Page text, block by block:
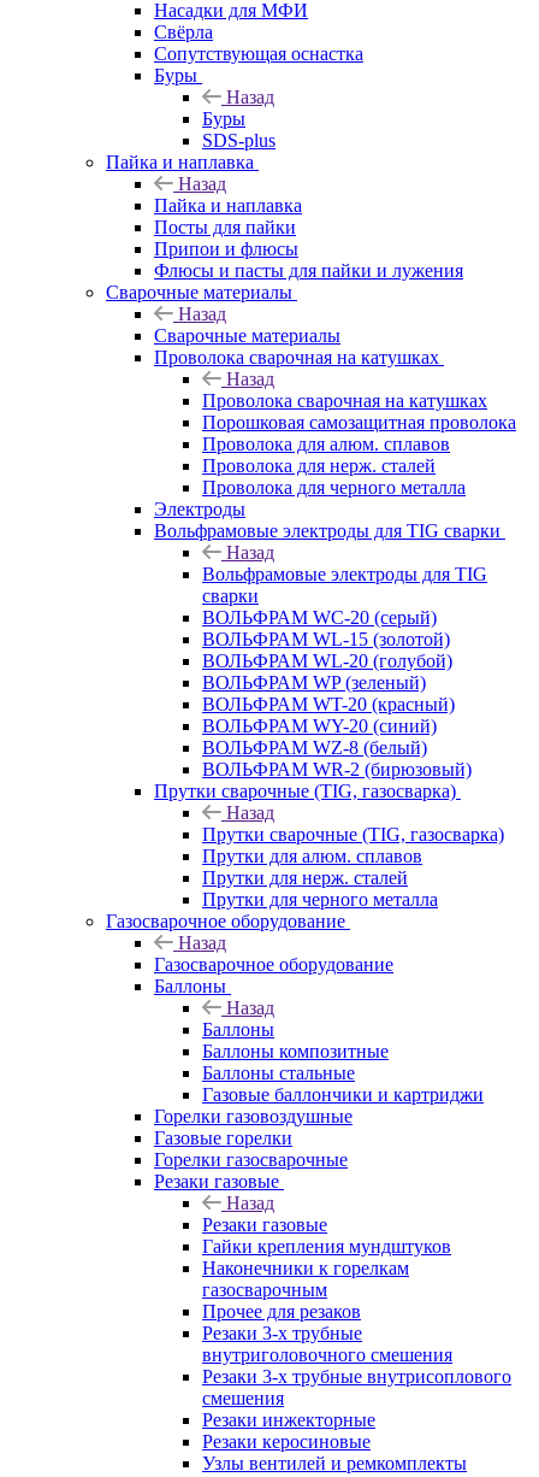
Насадки для МФИ
Свёрла
Сопутствующая оснастка
Буры
Назад
Буры
SDS-plus
Пайка и наплавка
Назад
Пайка и наплавка
Посты для пайки
Припои и флюсы
Флюсы и пасты для пайки и лужения
Сварочные материалы
Назад
Сварочные материалы
Проволока сварочная на катушках
Назад
Проволока сварочная на катушках
Порошковая самозащитная проволока
Проволока для алюм. сплавов
Проволока для нерж. сталей
Проволока для черного металла
Электроды
Вольфрамовые электроды для TIG сварки
Назад
Вольфрамовые электроды для TIG
сварки
ВОЛЬФРАМ WC-20 (серый)
ВОЛЬФРАМ WL-15 (золотой)
ВОЛЬФРАМ WL-20 (голубой)
ВОЛЬФРАМ WP (зеленый)
ВОЛЬФРАМ WT-20 (красный)
ВОЛЬФРАМ WY-20 (синий)
ВОЛЬФРАМ WZ-8 (белый)
ВОЛЬФРАМ WR-2 (бирюзовый)
Прутки сварочные (TIG, газосварка)
Назад
Прутки сварочные (TIG, газосварка)
Прутки для алюм. сплавов
Прутки для нерж. сталей
Прутки для черного металла
Газосварочное оборудование
Назад
Газосварочное оборудование
Баллоны
Назад
Баллоны
Баллоны композитные
Баллоны стальные
Газовые баллончики и картриджи
Горелки газовоздушные
Газовые горелки
Горелки газосварочные
Резаки газовые
Назад
Резаки газовые
Гайки крепления мундштуков
Наконечники к горелкам
газосварочным
Прочее для резаков
Резаки 3-х трубные
внутриголовочного смешения
Резаки 3-х трубные внутрисоплового
смешения
Резаки инжекторные
Резаки керосиновые
Узлы вентилей и ремкомплекты